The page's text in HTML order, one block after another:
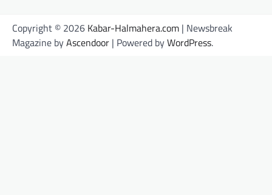
Copyright © 2026 Kabar-Halmahera.com | Newsbreak
Magazine byAscendoor | Powered byWordPress.